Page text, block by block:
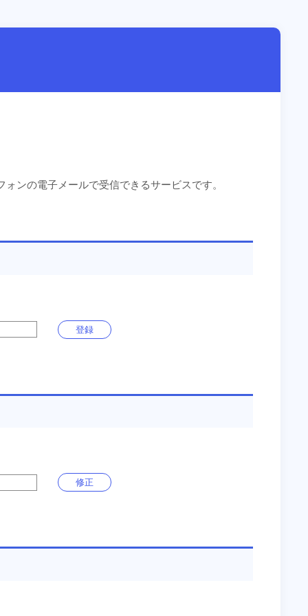
ンの電子メールで受信できるサービスです。